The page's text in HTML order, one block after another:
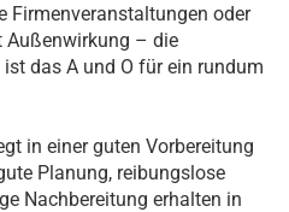
Firmenveranstaltungen oder
Außenwirkung – die
das A und O für ein rundum
in einer guten Vorbereitung
Planung, reibungslose
Nachbereitung erhalten in